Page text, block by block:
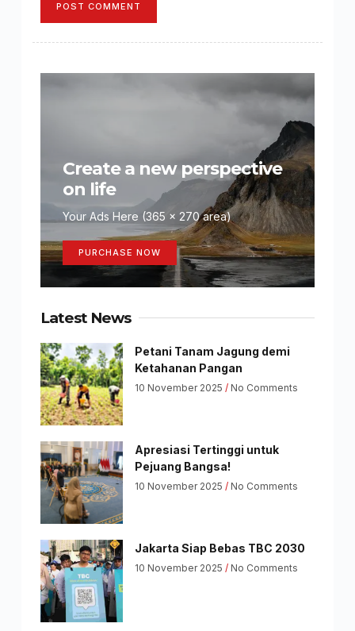
POST COMMENT
Create a new perspective
on life
Your Ads Here (365 x 270 area)
PURCHASE NOW
Latest News
Petani Tanam Jagung demi
Ketahanan Pangan
10 November 2025 No Comments
Apresiasi Tertinggi untuk
Pejuang Bangsa!
10 November 2025 No Comments
Jakarta Siap Bebas TBC 2030
10 November 2025 No Comments